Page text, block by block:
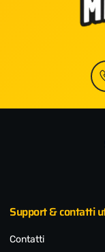
Support & contatti
Contatti